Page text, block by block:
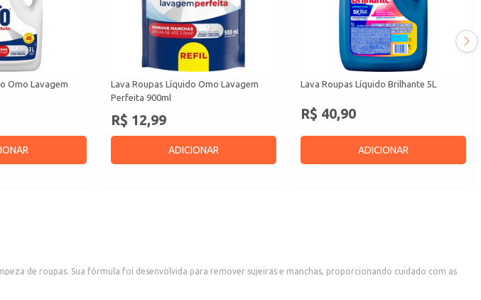
Omo Lavagem
Lava Roupas Líquido Omo Lavagem
Perfeita 900ml
R$ 12,99
ADICIONAR
Lava Roupas Líquido Brilhante 5L
R$ 40,90
ADICIONAR
de roupas. Sua fórmula foi desenvolvida para remover sujeiras e manchas, proporcionando cuidado com as